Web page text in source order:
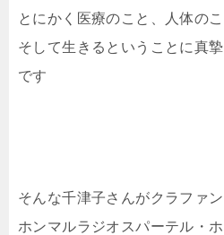
とにかく医療のこと、人体のこ
そして生きるということに真
です
そんな千津子さんがクラファ
ホンマルラジオスパーテル・